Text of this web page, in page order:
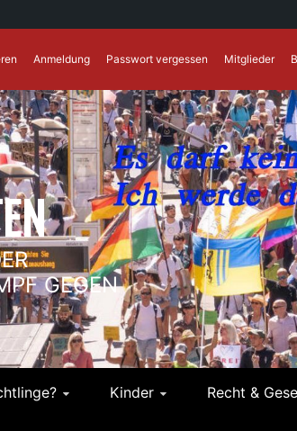
Anmeldung Passwort vergessen Mitglieder
GEGEN
Kinder Recht &